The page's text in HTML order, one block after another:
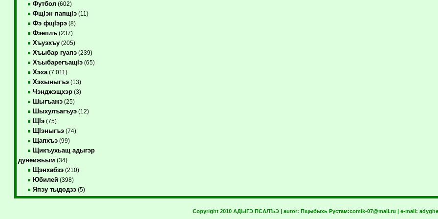
Футбол(602)
ФщIэн папщIэ(11)
Фэ фщIэрэ(8)
Фэеплъ(237)
Хъуэхъу(205)
Хъыбар гуапэ(239)
ХъыбарегъащIэ(65)
Хэха(7 011)
Хэхыныгъэ(13)
Чэнджэщхэр(3)
Шыгъажэ(25)
Шыхулъагъуэ(12)
ЩIэ(75)
ЩIэныгъэ(74)
Щапхъэ(99)
Щикъухьащ адыгэр
дунеижьым (34)
Щэнхабзэ(210)
Юбилей(398)
Япэу тыдодзэ(5)
Copyright 2010 АДЫГЭ ПСАЛЪЭ | autor: Пщыбыхь Рустам:comik-07@mail.ru | e-mail: